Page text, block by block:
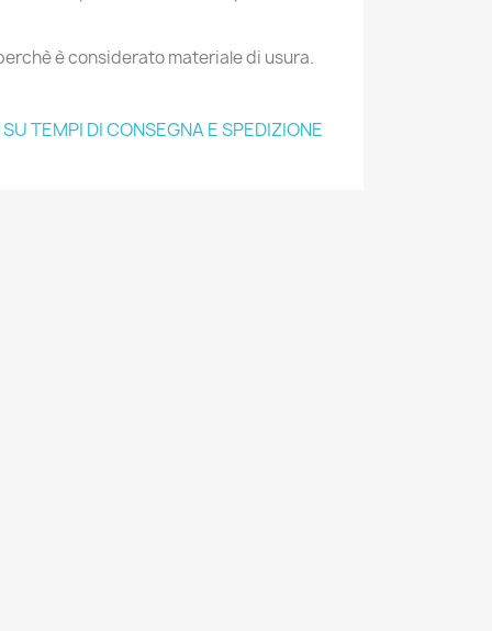
è considerato materiale di usura.
TEMPI DI CONSEGNA E SPEDIZIONE